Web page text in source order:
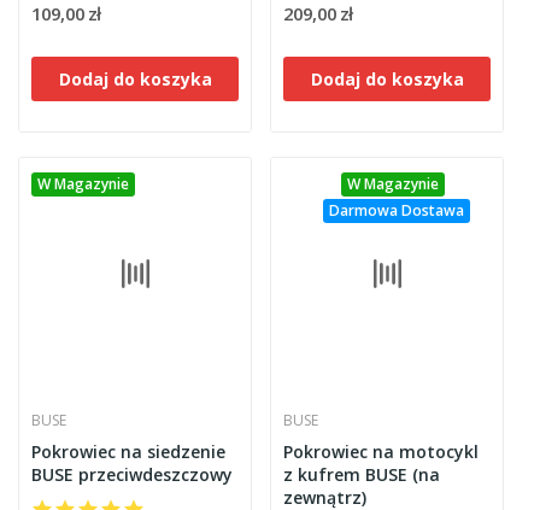
109,00 zł
Dodaj do koszyka
209,00 zł
Dodaj do koszyka
W Magazynie
BUSE
Pokrowiec na siedzenie
BUSE przeciwdeszczowy
W Magazynie
Darmowa Dostawa
BUSE
Pokrowiec na motocykl
z kufrem BUSE (na
zewnątrz)